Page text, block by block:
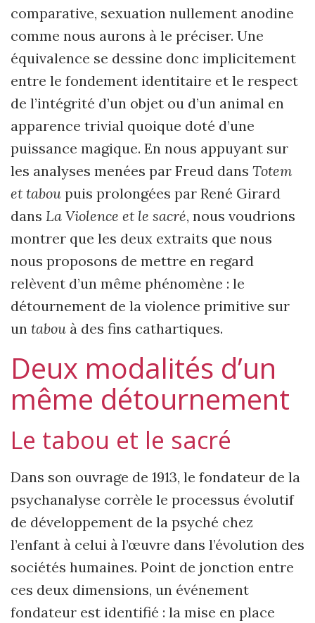
comparative, sexuation nullement anodine
comme nous aurons à le préciser. Une
équivalence se dessine donc implicitement
entre le fondement identitaire et le respect
de l’intégrité d’un objet ou d’un animal en
apparence trivial quoique doté d’une
puissance magique. En nous appuyant sur
les analyses menées par Freud dans Totem
et tabou puis prolongées par René Girard
dans La Violence et le sacré, nous voudrions
montrer que les deux extraits que nous
nous proposons de mettre en regard
relèvent d’un même phénomène : le
détournement de la violence primitive sur
un tabou à des fins cathartiques.
Deux modalités d’un
même détournement
Le tabou et le sacré
Dans son ouvrage de 1913, le fondateur de la
psychanalyse corrèle le processus évolutif
de développement de la psyché chez
l’enfant à celui à l’œuvre dans l’évolution des
sociétés humaines. Point de jonction entre
ces deux dimensions, un événement
fondateur est identifié : la mise en place